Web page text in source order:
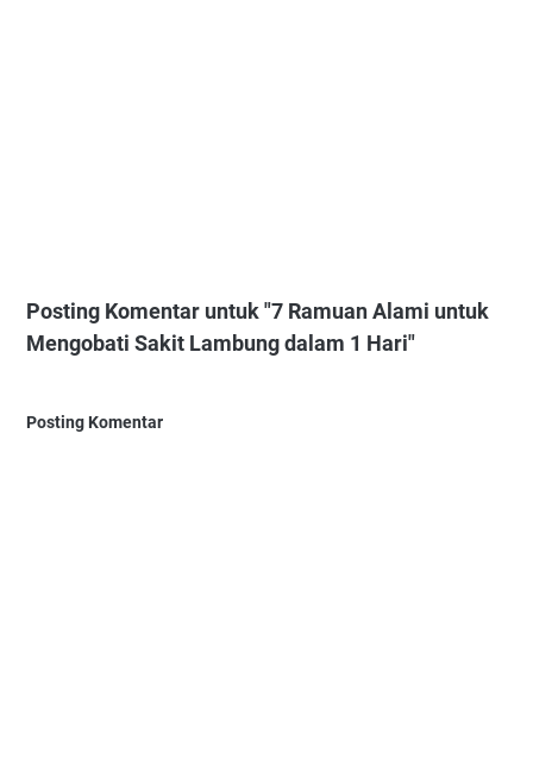
Posting Komentar untuk "7 Ramuan Alami untuk
Mengobati Sakit Lambung dalam 1 Hari"
Posting Komentar